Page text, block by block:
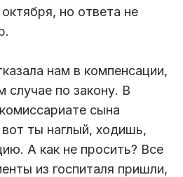
но ответа не
нам в компенсации,
случае по закону. В
сына
ты наглый, ходишь,
А как не просить? Все
из госпиталя пришли,